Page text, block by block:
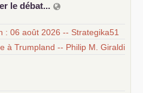
le débat...
: 06 août 2026 -- Strategika51
à Trumpland -- Philip M. Giraldi